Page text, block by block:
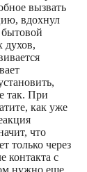
вызвать
вдохнул
так. При
как уже
что
только через
контакта с